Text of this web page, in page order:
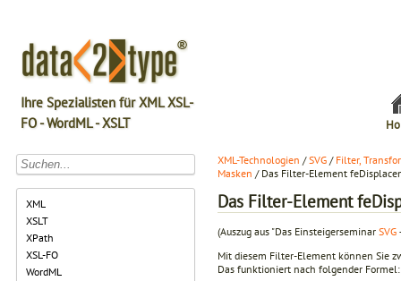
Ihre Spezialisten für XML XSL-
FO - WordML - XSLT
XML
XSLT
XPath
XSL-FO
WordML
XML-Technologien /SVG / Filter,
Masken / Das Filter-Element
Das Filter-Element
(Auszug aus "Das Einsteigerseminar SVG
Mit diesem Filter-Element können Sie
Das funktioniert nach folgender Formel: